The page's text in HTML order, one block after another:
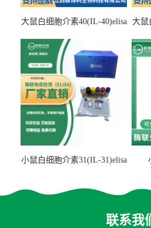
大鼠白细胞介素40(IL-40)elisa
大鼠
小鼠白细胞介素31(IL-31)elisa
联系我